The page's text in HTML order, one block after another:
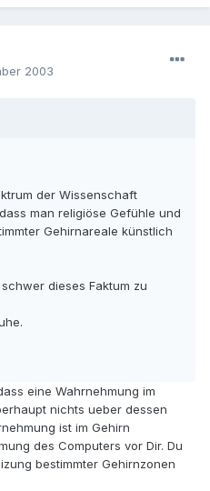
2003
der Wissenschaft
man religiöse Gefühle und
Gehirnareale künstlich
dieses Faktum zu
eine Wahrnehmung im
nichts ueber dessen
ist im Gehirn
des Computers vor Dir. Du
bestimmter Gehirnzonen